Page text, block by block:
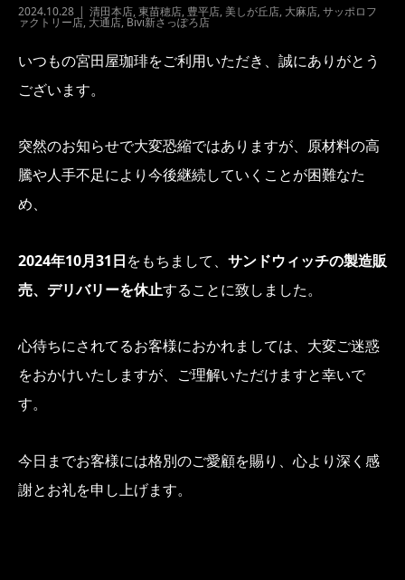
2024.10.28 清田本店,東苗穂店, 豊平店,美しが丘店, 大麻店,サッポロフ
ァクトリー店, 大通店,Bivi新さっぽろ店
いつもの宮田屋珈琲をご利用いただき、誠にありがとう
ございます。
突然のお知らせで大変恐縮ではありますが、原材料の高
騰や人手不足により今後継続していくことが困難なた
め、
2024年10月31日をもちまして、 サンドウィッチの製造販
売、デリバリーを休止することに致しました。
心待ちにされてるお客様におかれましては、大変ご迷惑
をおかけいたしますが、ご理解いただけますと幸いで
す。
今日までお客様には格別のご愛顧を賜り、心より深く感
謝とお礼を申し上げます。